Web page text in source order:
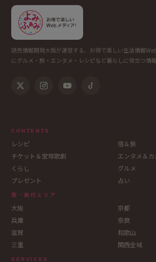
読売情報開発大阪が運営する、お得で楽しい生活情報
にグルメ・旅・エンタメ・レシピなど暮らしに役立つ情
CONTENTS
レシピ
宿＆旅
チケット＆宝塚歌劇
エンタメ＆
くらし
グルメ
プレゼント
占い
宿・旅行エリア
大阪
京都
兵庫
奈良
滋賀
和歌山
三重
関西全域
SERVICES